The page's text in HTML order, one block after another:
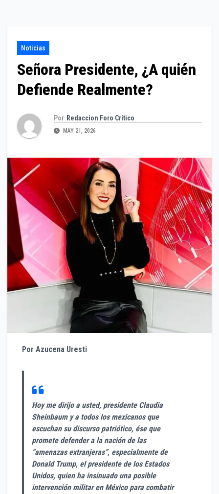
Noticias
Señora Presidente, ¿A quién
Defiende Realmente?
Por Redaccion Foro Crítico
MAY 21, 2026
Por Azucena Uresti
Hoy me dirijo a usted, presidente Claudia
Sheinbaum y a todos los mexicanos que
escuchan su discurso patriótico, ése que
promete defender a la nación de las
“amenazas extranjeras”, especialmente de
Donald Trump, el presidente de los Estados
Unidos, quien ha insinuado una posible
intervención militar en México para combatir